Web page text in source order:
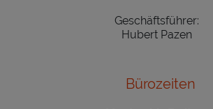
Geschäftsführer:
Hubert Pazen
Bürozeiten